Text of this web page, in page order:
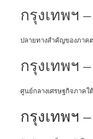
กรุงเทพฯ
ปลายทางสำคัญของภาค
กรุงเทพฯ
ศูนย์กลางเศรษฐกิจภาคใต้
กรุงเทพฯ